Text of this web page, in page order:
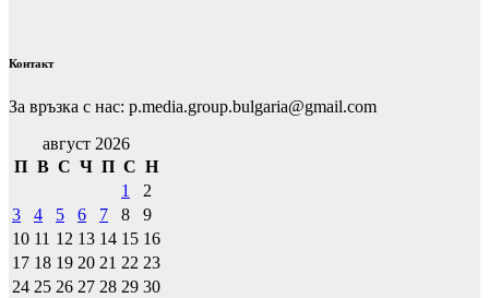
Контакт
За връзка с нас: p.media.group.bulgaria@gmail.com
август 2026
П В С Ч П С Н
1
2
3
4 5 6 7 8
9
10 11 12 13 14 15 16
17 18 19 20 21 22 23
24 25 26 27 28 29 30